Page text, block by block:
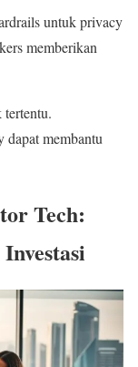
untuk privacy
memberikan
dapat membantu
Tech: